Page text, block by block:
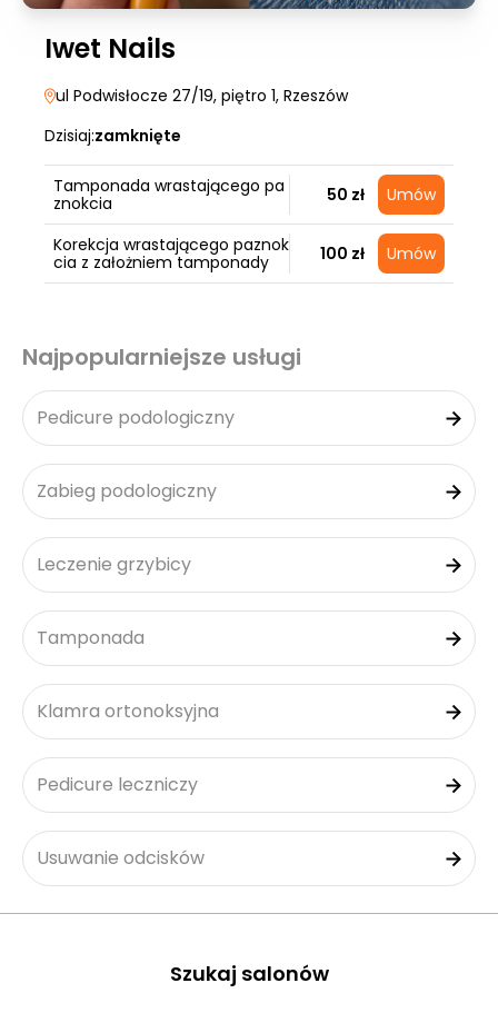
Iwet Nails
ul Podwisłocze 27/19, piętro 1, Rzeszów
Dzisiaj:zamknięte
Tamponada wrastającego pa
znokcia
50 zł Umów
Korekcja wrastającego paznok
cia z założniem tamponady
100 zł Umów
Najpopularniejsze usługi
Pedicure podologiczny
Zabieg podologiczny
Leczenie grzybicy
Tamponada
Klamra ortonoksyjna
Pedicure leczniczy
Usuwanie odcisków
Szukaj salonów